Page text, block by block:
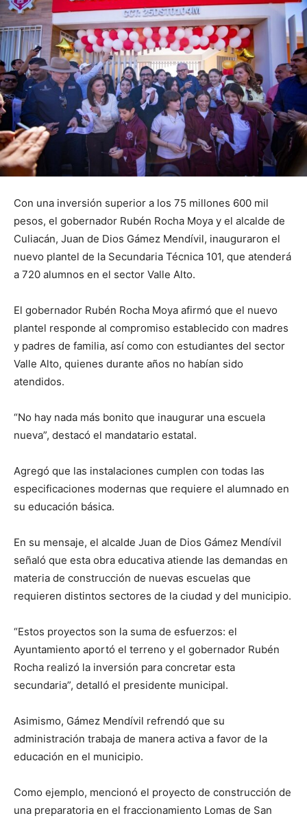
Con una inversión superior a los 75 millones 600 mil
pesos, el gobernador Rubén Rocha Moya y el alcalde de
Culiacán, Juan de Dios Gámez Mendívil, inauguraron el
nuevo plantel de la Secundaria Técnica 101, que atenderá
a 720 alumnos en el sector Valle Alto.
El gobernador Rubén Rocha Moya afirmó que el nuevo
plantel responde al compromiso establecido con madres
y padres de familia, así como con estudiantes del sector
Valle Alto, quienes durante años no habían sido
atendidos.
“No hay nada más bonito que inaugurar una escuela
nueva”, destacó el mandatario estatal.
Agregó que las instalaciones cumplen con todas las
especificaciones modernas que requiere el alumnado en
su educación básica.
En su mensaje, el alcalde Juan de Dios Gámez Mendívil
señaló que esta obra educativa atiende las demandas en
materia de construcción de nuevas escuelas que
requieren distintos sectores de la ciudad y del municipio.
“Estos proyectos son la suma de esfuerzos: el
Ayuntamiento aportó el terreno y el gobernador Rubén
Rocha realizó la inversión para concretar esta
secundaria”, detalló el presidente municipal.
Asimismo, Gámez Mendívil refrendó que su
administración trabaja de manera activa a favor de la
educación en el municipio.
Como ejemplo, mencionó el proyecto de construcción de
una preparatoria en el fraccionamiento Lomas de San